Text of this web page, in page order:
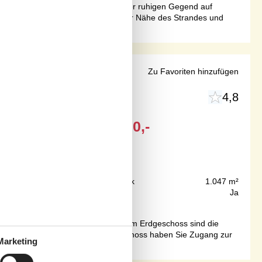
Die Wohnung befindet sich in einer ruhigen Gegend auf
Mit ihrer fantastischen Lage in der Nähe des Strandes und
4,8
590,-
Grundstück
1.047 m²
Ja
und naturschönen Feriengebiet. Im Erdgeschoss sind die
aus Eichenholz. Vom Obergeschoss haben Sie Zugang zur
Zu Favoriten hinzufügen